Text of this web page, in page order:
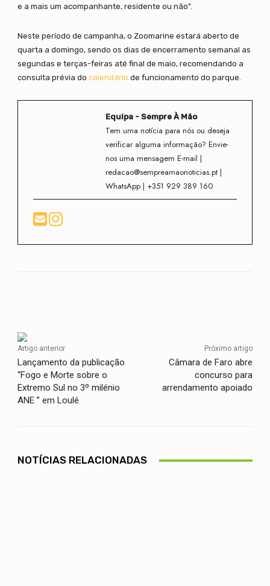
e a mais um acompanhante, residente ou não”.
Neste período de campanha, o Zoomarine estará aberto de
quarta a domingo, sendo os dias de encerramento semanal as
segundas e terças-feiras até final de maio, recomendando a
consulta prévia do calendário de funcionamento do parque.
Equipa - Sempre À Mão
Tem uma notícia para nós ou deseja
verificar alguma informação? Envie-
nos uma mensagem E-mail |
redacao@sempreamaonoticias.pt |
WhatsApp | +351 929 389 160
Artigo anterior
Lançamento da publicação
“Fogo e Morte sobre o
Extremo Sul no 3º milénio
ANE ” em Loulé
Próximo artigo
Câmara de Faro abre
concurso para
arrendamento apoiado
NOTÍCIAS RELACIONADAS